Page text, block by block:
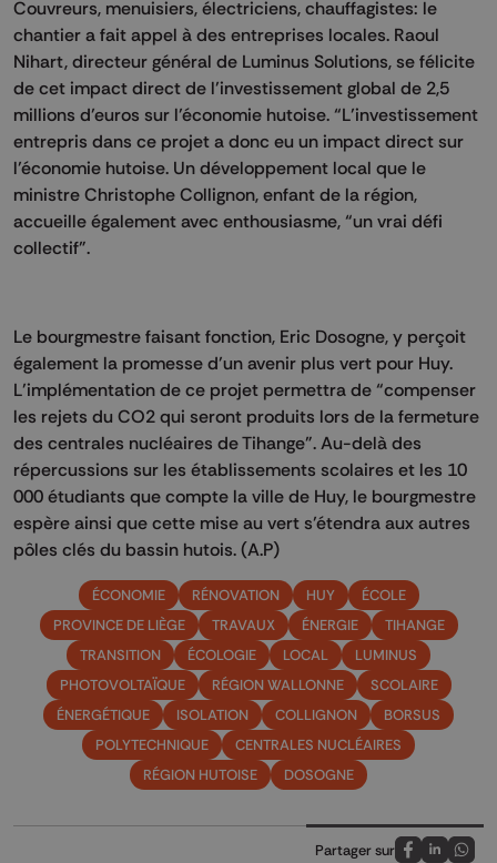
Couvreurs, menuisiers, électriciens, chauffagistes: le
chantier a fait appel à des entreprises locales. Raoul
Nihart, directeur général de Luminus Solutions, se félicite
de cet impact direct de l’investissement global de 2,5
millions d’euros sur l’économie hutoise. “L’investissement
entrepris dans ce projet a donc eu un impact direct sur
l’économie hutoise. Un développement local que le
ministre Christophe Collignon, enfant de la région,
accueille également avec enthousiasme, “un vrai défi
collectif”.
Le bourgmestre faisant fonction, Eric Dosogne, y perçoit
également la promesse d’un avenir plus vert pour Huy.
L’implémentation de ce projet permettra de “compenser
les rejets du CO2 qui seront produits lors de la fermeture
des centrales nucléaires de Tihange”. Au-delà des
répercussions sur les établissements scolaires et les 10
000 étudiants que compte la ville de Huy, le bourgmestre
espère ainsi que cette mise au vert s’étendra aux autres
pôles clés du bassin hutois. (A.P)
ÉCONOMIE RÉNOVATION HUY
ÉCOLE
PROVINCE DE LIÈGE
TRAVAUX ÉNERGIE
TIHANGE
TRANSITION
ÉCOLOGIE LOCAL
LUMINUS
PHOTOVOLTAÏQUE
RÉGION WALLONNE
SCOLAIRE
ÉNERGÉTIQUE
ISOLATION COLLIGNON
BORSUS
POLYTECHNIQUE
CENTRALES NUCLÉAIRES
RÉGION HUTOISE
DOSOGNE
Partager sur